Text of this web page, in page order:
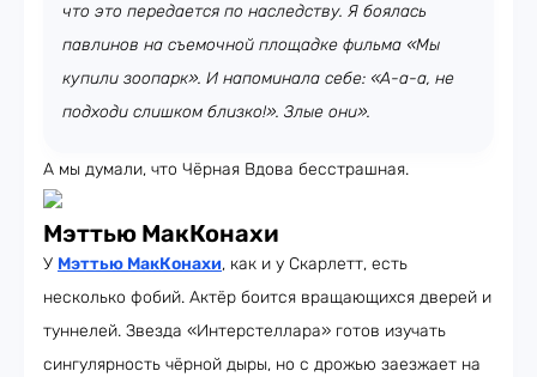
что это передается по наследству. Я боялась
павлинов на съемочной площадке фильма «Мы
купили зоопарк». И напоминала себе: «А-а-а, не
подходи слишком близко!». Злые они».
А мы думали, что Чёрная Вдова бесстрашная.
Мэттью МакКонахи
У Мэттью МакКонахи, как и у Скарлетт, есть
несколько фобий. Актёр боится вращающихся дверей и
туннелей. Звезда «Интерстеллара» готов изучать
сингулярность чёрной дыры, но с дрожью заезжает на